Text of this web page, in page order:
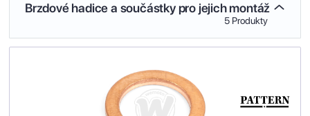
Brzdové hadice a součástky pro jejich montáž
5 Produkty